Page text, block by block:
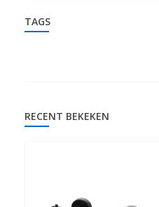
TAGS
RECENT BEKEKEN